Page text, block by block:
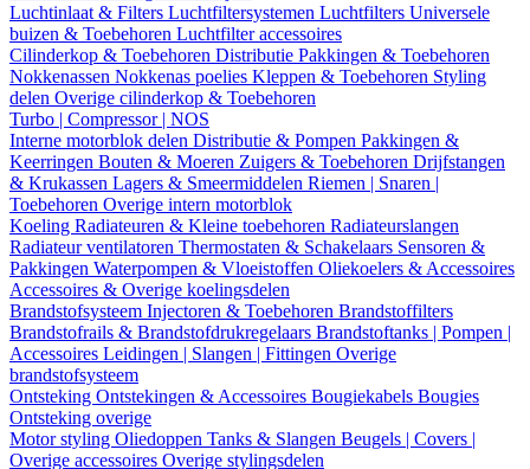
Luchtinlaat & Filters Luchtfiltersystemen Luchtfilters Universele
buizen & Toebehoren Luchtfilter accessoires
Cilinderkop & Toebehoren Distributie Pakkingen & Toebehoren
Nokkenassen Nokkenas poelies Kleppen & Toebehoren Styling
delen Overige cilinderkop & Toebehoren
Turbo | Compressor | NOS
Interne motorblok delen Distributie & Pompen Pakkingen &
Keerringen Bouten & Moeren Zuigers & Toebehoren Drijfstangen
& Krukassen Lagers & Smeermiddelen Riemen | Snaren |
Toebehoren Overige intern motorblok
Koeling Radiateuren & Kleine toebehoren Radiateurslangen
Radiateur ventilatoren Thermostaten & Schakelaars Sensoren &
Pakkingen Waterpompen & Vloeistoffen Oliekoelers & Accessoires
Accessoires & Overige koelingsdelen
Brandstofsysteem Injectoren & Toebehoren Brandstoffilters
Brandstofrails & Brandstofdrukregelaars Brandstoftanks | Pompen |
Accessoires Leidingen | Slangen | Fittingen Overige
brandstofsysteem
Ontsteking Ontstekingen & Accessoires Bougiekabels Bougies
Ontsteking overige
Motor styling Oliedoppen Tanks & Slangen Beugels | Covers |
Overige accessoires Overige stylingsdelen